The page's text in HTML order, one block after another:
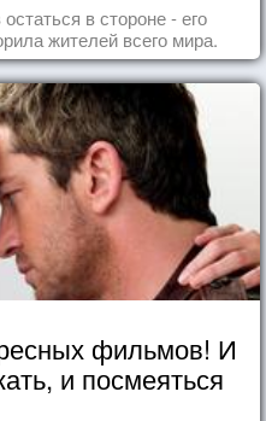
в стороне - его
жителей всего мира.
фильмов! И
и посмеяться